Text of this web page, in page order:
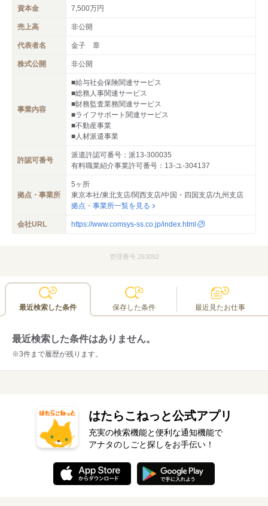
資本金 7,500万円
売上高 非公開
代表者名 金子 章
株式公開 非公開
事業内容
■給与社会保険関連サービス
■総務人事関連サービス
■財務監査業務関連サービス
■ライフサポート関連サービス
■不動産事業
■人材派遣事業
許認可番号
派遣許認可番号：派13-300035
有料職業紹介事業許可番号：13-ユ-304137
拠点・事業所
5ヶ所
東京本社/東北支店/関西支店/中国・四国支店/九州支店
拠点・事業所一覧を見る
会社URL https://www.comsys-ss.co.jp/index.html
管理番号.263092
最近検索した条件 保存した条件 最近見たお仕事
最近検索した条件はありません。
※3件まで履歴が残ります。
はたらこねっと公式アプリ
充実の検索機能と便利な通知機能で
アナタのしごと探しをお手伝い！